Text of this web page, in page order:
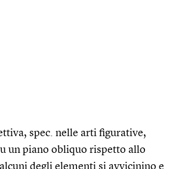
spec. nelle arti figurative,
un piano obliquo rispetto allo
degli elementi si avvicinino e